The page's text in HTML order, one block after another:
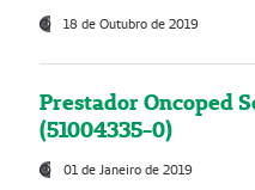
18 de Outubro de 2019
Prestador Oncoped
(51004335-0)
01 de Janeiro de 2019